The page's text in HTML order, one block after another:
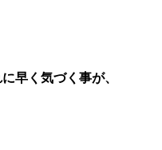
早く気づく事が、